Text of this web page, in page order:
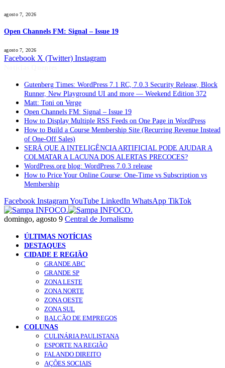
agosto 7, 2026
Open Channels FM: Signal – Issue 19
agosto 7, 2026
Facebook X (Twitter) Instagram
Gutenberg Times: WordPress 7.1 RC, 7.0.3 Security Release, Block
Runner, New Playground UI and more — Weekend Edition 372
Matt: Toni on Verge
Open Channels FM: Signal – Issue 19
How to Display Multiple RSS Feeds on One Page in WordPress
How to Build a Course Membership Site (Recurring Revenue Instead
of One-Off Sales)
SERÁ QUE A INTELIGÊNCIA ARTIFICIAL PODE AJUDAR A
COLMATAR A LACUNA DOS ALERTAS PRECOCES?
WordPress.org blog: WordPress 7.0.3 release
How to Price Your Online Course: One-Time vs Subscription vs
Membership
Facebook InstagramYouTube LinkedIn WhatsApp TikTok
domingo, agosto 9 Central de Jornalismo
ÚLTIMAS NOTÍCIAS
DESTAQUES
CIDADE E REGIÃO
GRANDE ABC
GRANDE SP
ZONA LESTE
ZONA NORTE
ZONA OESTE
ZONA SUL
BALCÃO DE EMPREGOS
COLUNAS
CULINÁRIA PAULISTANA
ESPORTE NA REGIÃO
FALANDO DIREITO
AÇÕES SOCIAIS